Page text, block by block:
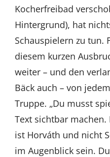
Kocherfreibad
Hintergrund), hat
Schauspielern zu tun.
diesem kurzen
weiter – und den
Bäck auch – von
Truppe. „Du musst
Text sichtbar machen.
ist Horváth und nicht
im Augenblick sein.